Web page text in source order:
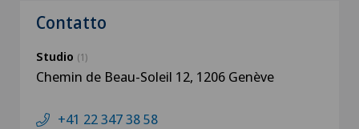
Contatto
Studio (1)
Chemin de Beau-Soleil 12, 1206 Genève
+41 22 347 38 58